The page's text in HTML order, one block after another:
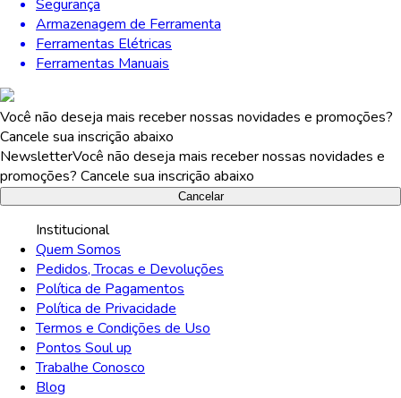
Segurança
Armazenagem de Ferramenta
Ferramentas Elétricas
Ferramentas Manuais
Você não deseja mais receber nossas novidades e promoções?
Cancele sua inscrição abaixo
NewsletterVocê não deseja mais receber nossas novidades e
promoções? Cancele sua inscrição abaixo
Cancelar
Institucional
Quem Somos
Pedidos, Trocas e Devoluções
Política de Pagamentos
Política de Privacidade
Termos e Condições de Uso
Pontos Soul up
Trabalhe Conosco
Blog